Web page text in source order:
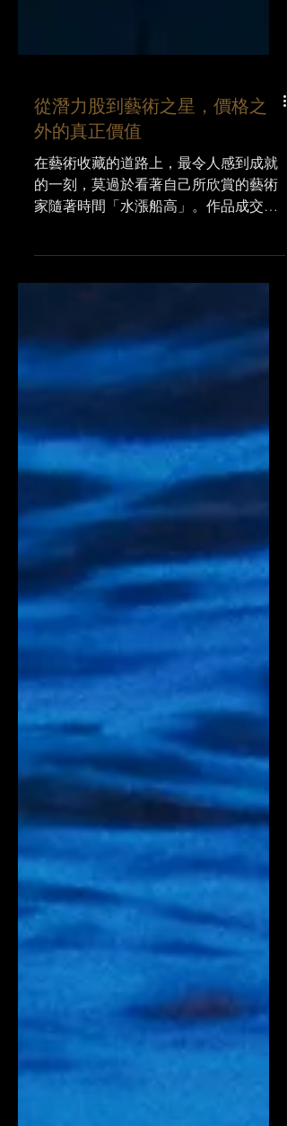
從潛力股到藝術之星，價格之
外的真正價值
在藝術收藏的道路上，最令人感到成就
的一刻，莫過於看著自己所欣賞的藝術
格的提升，不僅驗證了藝術家的成長與
市場的累積，也同時映照出藏家 的眼光
格往往被視為藝術家層級的某種指標──
市場願 意承接的金額越高，藝術家的位
置似乎越穩固。但這是否意味著價格低
廉的藝術家就沒有值得 收藏的好作品?
短數年間實現「十倍跳」，而部分中堅
世代的藝術家，則可能因為突破性的創
作，或畫廊的策略性操作，而帶來價格
上的飛躍。